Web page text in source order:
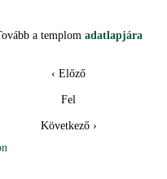
a templom adatlapjára
‹ Előző
Fel
Következő ›